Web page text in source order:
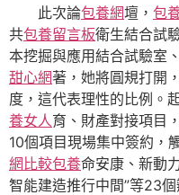
此次論包養網壇， 包
共包養留言板衛生結合試
本挖掘與應用結合試驗室
甜心網著，她將圓規打開
度，這代表理性的比例。
養女人育、財產對接項目
10個項目現場集中簽約，
網比較包養命安康、新動
智能建造推行中間”等23